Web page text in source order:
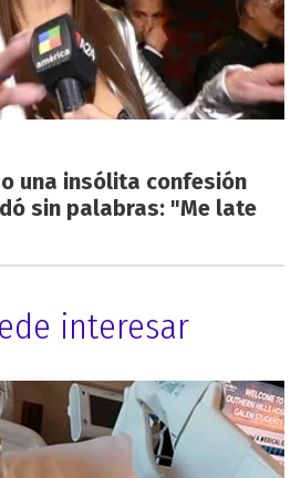
una insólita confesión
sin palabras: "Me late
interesar